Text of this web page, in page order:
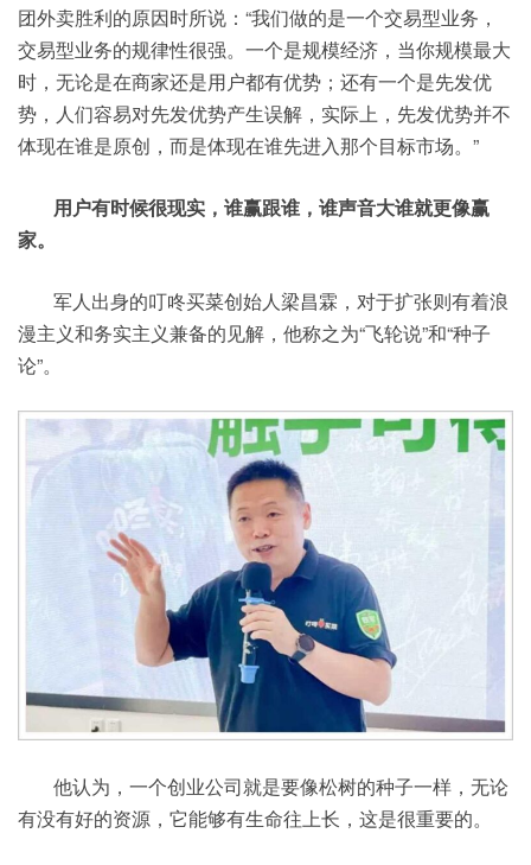
团外卖胜利的原因时所说：“我们做的是一个交易型业务，
交易型业务的规律性很强。一个是规模经济，当你规模最大
时，无论是在商家还是用户都有优势；还有一个是先发优
势，人们容易对先发优势产生误解，实际上，先发优势并不
体现在谁是原创，而是体现在谁先进入那个目标市场。”
用户有时候很现实，谁赢跟谁，谁声音大谁就更像赢
家。
军人出身的叮咚买菜创始人梁昌霖，对于扩张则有着浪
漫主义和务实主义兼备的见解，他称之为“飞轮说”和“种子
论”。
他认为，一个创业公司就是要像松树的种子一样，无论
有没有好的资源，它能够有生命往上长，这是很重要的。